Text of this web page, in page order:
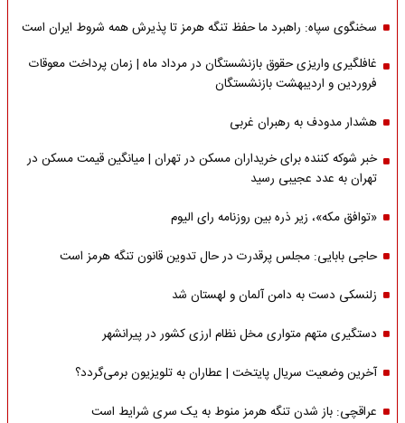
سخنگوی سپاه: راهبرد ما حفظ تنگه هرمز تا پذیرش همه شروط ایران است
غافلگیری واریزی حقوق بازنشستگان در مرداد ماه | زمان پرداخت معوقات
فروردین و اردیبهشت بازنشستگان
هشدار مدودف به رهبران غربی
خبر شوکه کننده برای خریداران مسکن در تهران | میانگین قیمت مسکن در
تهران به عدد عجیبی رسید
«توافق مکه»، زیر ذره بین روزنامه رای الیوم
حاجی بابایی: مجلس پرقدرت در حال تدوین قانون تنگه هرمز است
زلنسکی دست به دامن آلمان و لهستان شد
دستگیری متهم متواری مخل نظام ارزی کشور در پیرانشهر
آخرین وضعیت سریال پایتخت | عطاران به تلویزیون برمی‌گردد؟
عراقچی: باز شدن تنگه هرمز منوط به یک سری شرایط است